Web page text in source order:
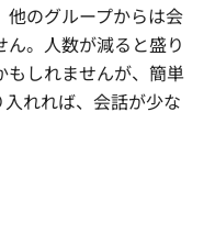
他のグループからは会
。人数が減ると盛り
もしれませんが、簡単
れれば、会話が少な